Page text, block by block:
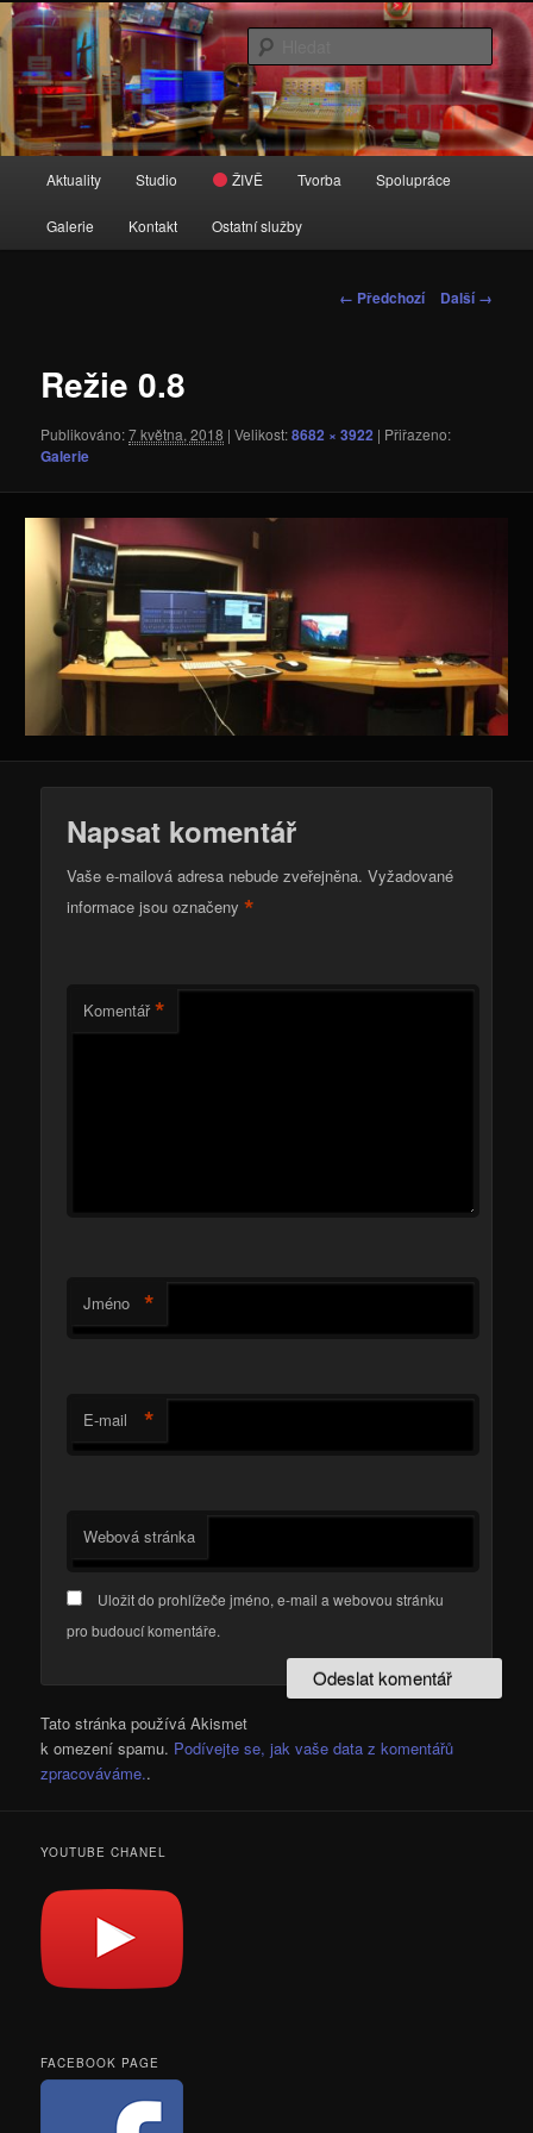
Přejít
k
hlavnímu
obsahu
webu 16 Live Records
Zvuk je tady doma
navigační
Aktuality Studio ŽIVĚ Tvorba Spolupráce
Galerie Kontakt Ostatní služby
Navigace
← Předchozí Další →
Režie 0.8
Publikováno:7 května, 2018 | Velikost:8682 × 3922 | Přiřazeno:
Galerie
Napsat komentář
Vaše e-mailová adresa nebude zveřejněna. Vyžadované
informace jsou označeny*
Komentář *
Jméno *
E-mail *
Webová stránka
Uložit do prohlížeče jméno, e-mail a webovou stránku
pro budoucí komentáře.
Tato stránka používá Akismet
k omezení spamu. Podívejte se, jak vaše data z komentářů
zpracováváme..
YOUTUBE CHANEL
FACEBOOK PAGE